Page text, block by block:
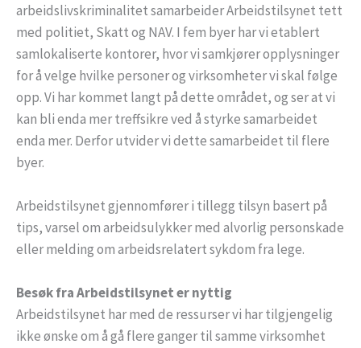
arbeidslivskriminalitet samarbeider Arbeidstilsynet tett
med politiet, Skatt og NAV. I fem byer har vi etablert
samlokaliserte kontorer, hvor vi samkjører opplysninger
for å velge hvilke personer og virksomheter vi skal følge
opp. Vi har kommet langt på dette området, og ser at vi
kan bli enda mer treffsikre ved å styrke samarbeidet
enda mer. Derfor utvider vi dette samarbeidet til flere
byer.
Arbeidstilsynet gjennomfører i tillegg tilsyn basert på
tips, varsel om arbeidsulykker med alvorlig personskade
eller melding om arbeidsrelatert sykdom fra lege.
Besøk fra Arbeidstilsynet er nyttig
Arbeidstilsynet har med de ressurser vi har tilgjengelig
ikke ønske om å gå flere ganger til samme virksomhet